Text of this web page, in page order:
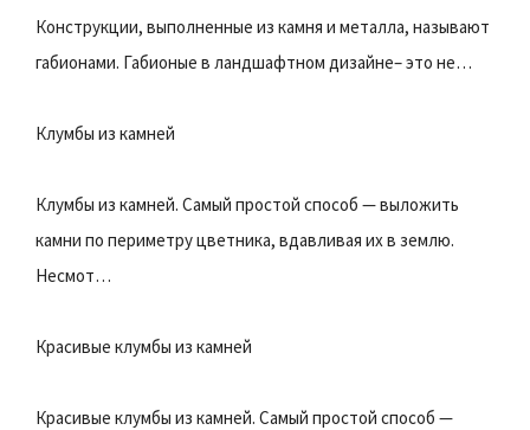
Конструкции, выполненные из камня и металла, называют
габионами. Габионые в ландшафтном дизайне– это не…
Клумбы из камней
Клумбы из камней. Самый простой способ — выложить
камни по периметру цветника, вдавливая их в землю.
Несмот…
Красивые клумбы из камней
Красивые клумбы из камней. Самый простой способ —